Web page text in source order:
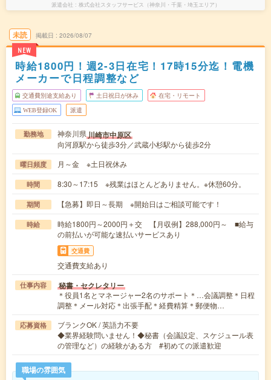
派遣会社 株式会社スタッフサービス（神奈川・千葉・埼玉エリア）
未読
NEW
掲載日 2026/08/07
時給1800円！週2-3日在宅！17時15分迄！電機
メーカーで日程調整など
交通費別途支給あり 土日祝日が休み 在宅・リモート
WEB登録OK 派遣
勤務地 神奈川県川崎市中原区
向河原駅から徒歩3分／武蔵小杉駅から徒歩2分
曜日頻度 月～金 ※土日祝休み
時間 8:30～17:15 ※残業はほとんどありません。※休憩60分。
期間 【急募】即日～長期 ※開始日はご相談可能です！
時給
時給1800円～2000円＋交 【月収例】288,000円～ ■給与
の前払いが可能な速払いサービスあり
交通費
交通費支給あり
仕事内容 秘書・セクレタリー
＊役員1名とマネージャー2名のサポート＊…会議調整＊日程
調整＊メール対応＊出張手配＊経費精算＊郵便物…
応募資格
ブランクOK / 英語力不要
◆業界経験問いません！◆秘書（会議設定、スケジュール表
の管理など）の経験がある方 #初めての派遣歓迎
職場の雰囲気